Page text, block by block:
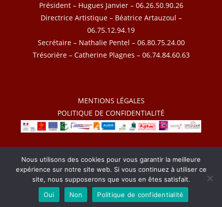
Président – Hugues Janvier – 06.26.50.90.26
Directrice Artistique – Béatrice Artauzoul –
06.75.12.94.19
Secrétaire – Nathalie Pentel – 06.80.75.24.00
Trésorière – Catherine Plagnes – 06.74.84.60.63
MENTIONS LÉGALES
POLITIQUE DE CONFIDENTIALITÉ
2026 – Le Chat Barré – Tous droits réservés
Nous utilisons des cookies pour vous garantir la meilleure
expérience sur notre site web. Si vous continuez à utiliser ce
site, nous supposerons que vous en êtes satisfait.
Oui
Non Politique de confidentialité